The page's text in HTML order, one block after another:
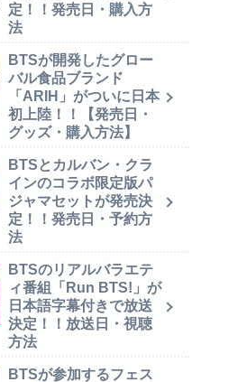
定！！発売日・購入方
法
BTSが開発したグロー
バル食品ブランド
「ARIH」がついに日本
初上陸！！【発売日・
グッズ・購入方法】
BTSとカルバン・クラ
インのコラボ限定版パ
ジャマセットが発売決
定！！発売日・予約方
法
BTSのリアルバラエテ
ィ番組「Run BTS!」が
日本語字幕付きで放送
決定！！放送日・視聴
方法
BTSが参加するフェス